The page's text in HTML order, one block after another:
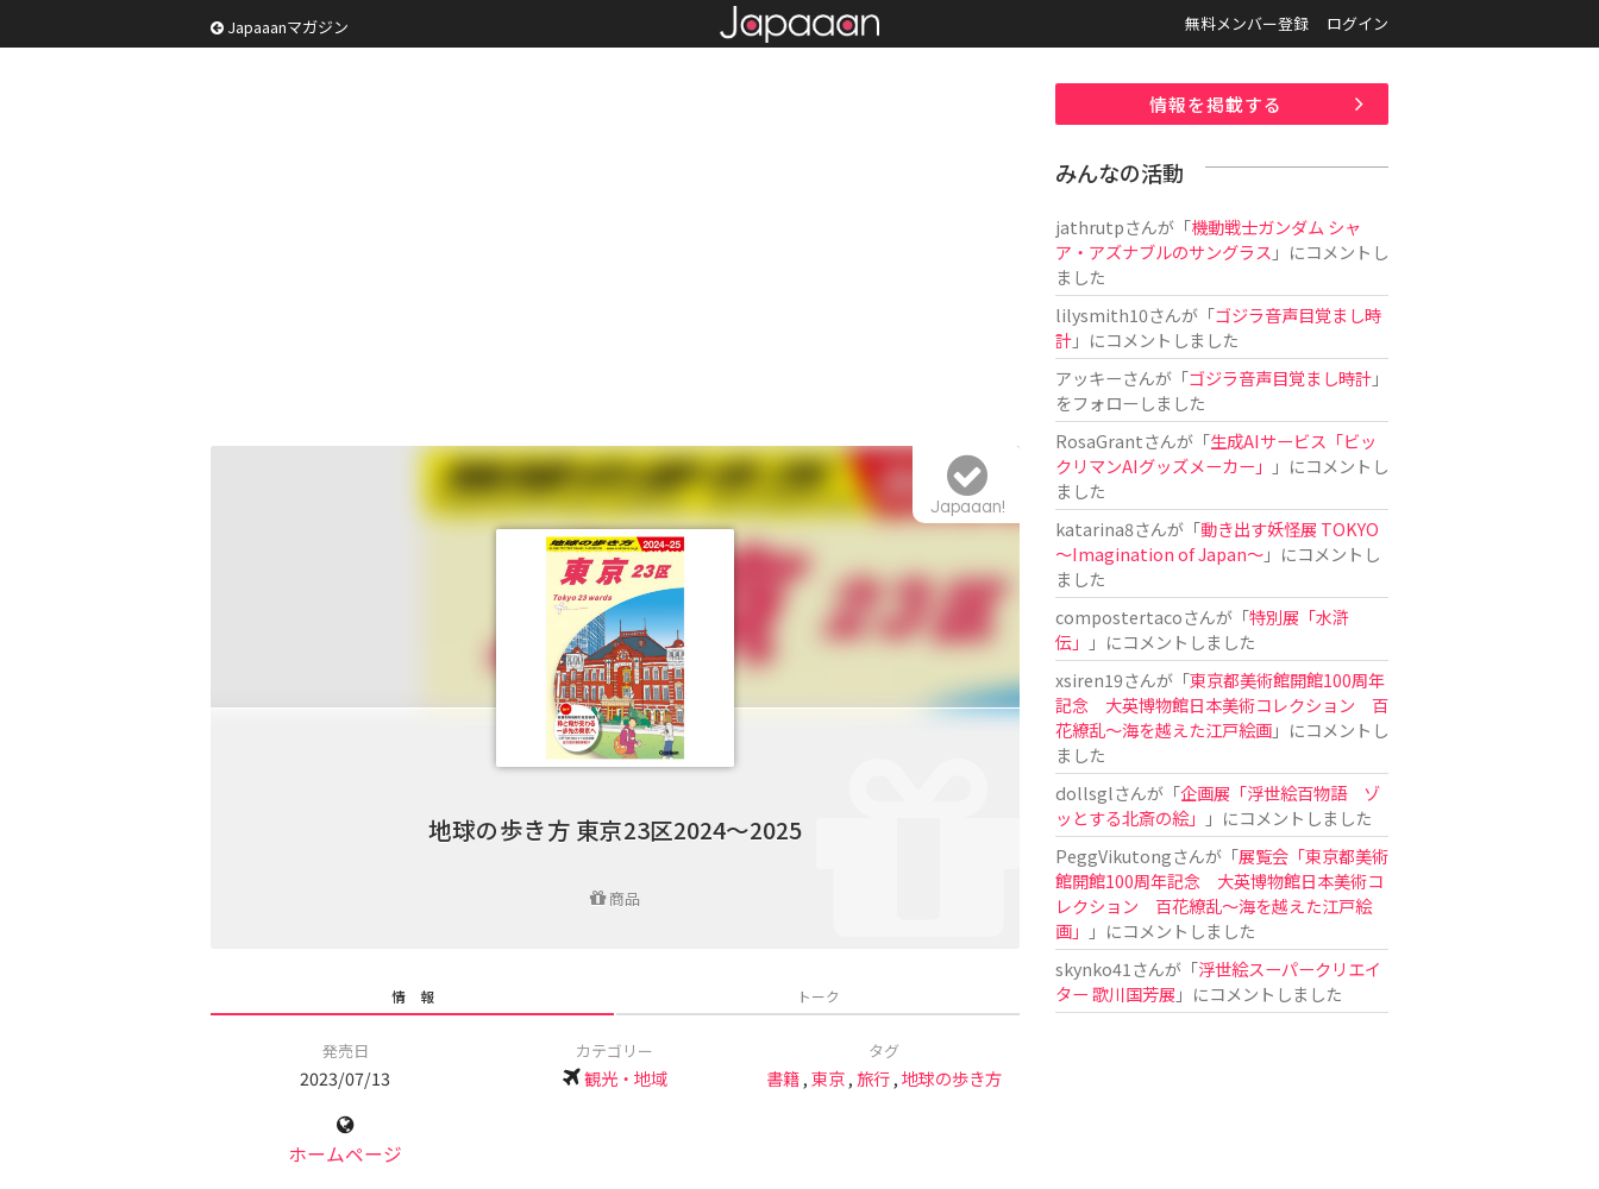
Japaaanマガジン 無料メンバー登録 ログイン
地球の歩き方 東京23区2024～2025
商品
Japaaan!
情 報 トーク
発売日
2023/07/13
カテゴリー
観光・地域
タグ
書籍,東京,旅行,地球の歩き方
ホームページ
情報を掲載する
みんなの活動
jathrutpさんが「機動戦士ガンダム シャ
ア・アズナブルのサングラス 」にコメントし
ました
lilysmith10さんが「ゴジラ音声目覚まし時
計」にコメントしました
アッキーさんが「ゴジラ音声目覚まし時計」
をフォローしました
RosaGrantさんが「生成AIサービス「ビッ
クリマンAIグッズメーカー」
」にコメントし
ました
katarina8さんが「動き出す妖怪展 TOKYO
〜Imagination of Japan〜」にコメントし
ました
compostertacoさんが「特別展「水滸
伝」
」にコメントしました
xsiren19さんが「東京都美術館開館100周年
記念 大英博物館日本美術コレクション 百
花繚乱～海を越えた江戸絵画」にコメントし
ました
dollsglさんが「企画展「浮世絵百物語 ゾ
ッとする北斎の絵」
」にコメントしました
PeggVikutongさんが「展覧会「東京都美術
館開館100周年記念 大英博物館日本美術コ
レクション 百花繚乱〜海を越えた江戸絵
画」
」にコメントしました
skynko41 さんが「浮世絵スーパークリエイ
ター 歌川国芳展 」にコメントしました